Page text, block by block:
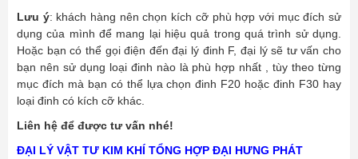
Lưu ý: khách hàng nên chọn kích cỡ phù hợp với mục đích sử
dụng của mình để mang lại hiệu quả trong quá trình sử dụng.
Hoặc bạn có thể gọi điện đến đại lý đinh F, đại lý sẽ tư vấn cho
bạn nên sử dụng loại đinh nào là phù hợp nhất , tùy theo từng
mục đích mà bạn có thể lựa chọn đinh F20 hoặc đinh F30 hay
loại đinh có kích cỡ khác.
Liên hệ để được tư vấn nhé!
ĐẠI LÝ VẬT TƯ KIM KHÍ TỔNG HỢP ĐẠI HƯNG PHÁT